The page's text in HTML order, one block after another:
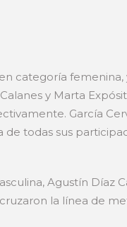
categoría
y Marta
García
de todas sus
Agustín Díaz
la línea de